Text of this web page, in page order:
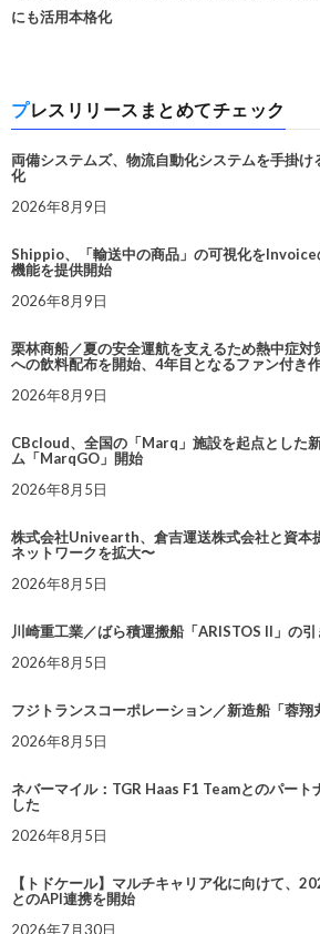
にも活用本格化
プレスリリースまとめてチェック
両備システムズ、物流自動化システムを手掛け
化
2026年8月9日
Shippio、「輸送中の商品」の可視化を
機能を提供開始
2026年8月9日
栗林商船／夏の安全運航を支えるため熱中症対
への飲料配布を開始、4年目となるファン付き
2026年8月9日
CBcloud、全国の「Marq」施設を起点とした
ム「MarqGO」開始
2026年8月5日
株式会社Univearth、倉吉運送株式会社と資本
ネットワークを拡大〜
2026年8月5日
川崎重工業／ばら積運搬船「ARISTOS II」の引
2026年8月5日
フジトランスコーポレーション／新造船「蓉翔
2026年8月5日
ネバーマイル：TGR Haas F1 Teamとのパート
した
2026年8月5日
【トドケール】マルチキャリア化に向けて、
とのAPI連携を開始
2026年7月30日